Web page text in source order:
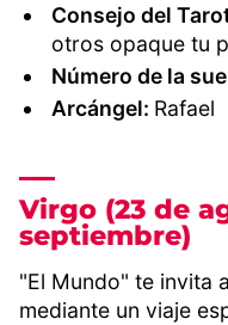
Consejo del
otros opaque tu
Número de la
Arcángel: Rafael
Virgo (23 de
septiembre)
"El Mundo" te invita
mediante un viaje